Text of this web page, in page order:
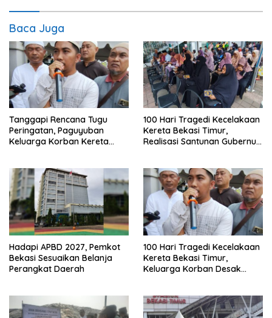
Baca Juga
Tanggapi Rencana Tugu
Peringatan, Paguyuban
Keluarga Korban Kereta
Keselamatan Lebih Dulu
100 Hari Tragedi Kecelakaan
Kereta Bekasi Timur,
Realisasi Santunan Gubernur
Hadapi APBD 2027, Pemkot
Bekasi Sesuaikan Belanja
Perangkat Daerah
100 Hari Tragedi Kecelakaan
Kereta Bekasi Timur,
Keluarga Korban Desak